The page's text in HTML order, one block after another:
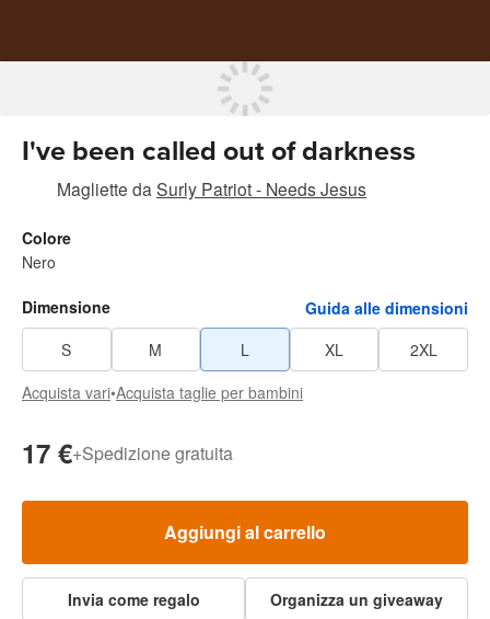
I've been called out of darkness
Magliette da Surly Patriot - Needs Jesus
Colore
Nero
Dimensione
Guida alle dimensioni
S
M L XL
2XL
Acquista vari•Acquista taglie per bambini
17 €+Spedizione gratuita
Aggiungi al carrello
Invia come regalo Organizza un giveaway